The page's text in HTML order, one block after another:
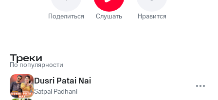
Поделиться Слушать Нравится
Треки
По популярности
Dusri Patai Nai
Satpal Padhani